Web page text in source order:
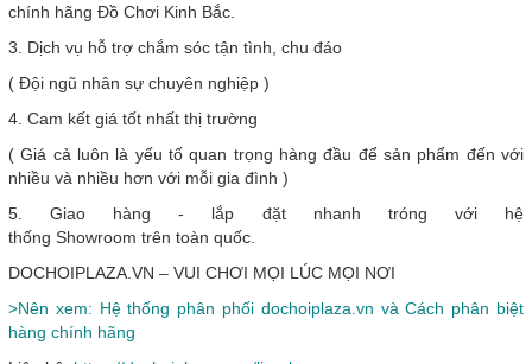
chính hãng Đồ Chơi Kinh Bắc.
3. Dịch vụ hỗ trợ chắm sóc tận tình, chu đáo
( Đội ngũ nhân sự chuyên nghiệp )
4. Cam kết giá tốt nhất thị trường
( Giá cả luôn là yếu tố quan trọng hàng đầu để sản phẩm đến với
nhiều và nhiều hơn với mỗi gia đình )
5. Giao hàng - lắp đặt nhanh tróng với hệ
thống Showroom trên toàn quốc.
DOCHOIPLAZA.VN – VUI CHƠI MỌI LÚC MỌI NƠI
>Nên xem: Hệ thống phân phối dochoiplaza.vn và Cách phân biệt
hàng chính hãng